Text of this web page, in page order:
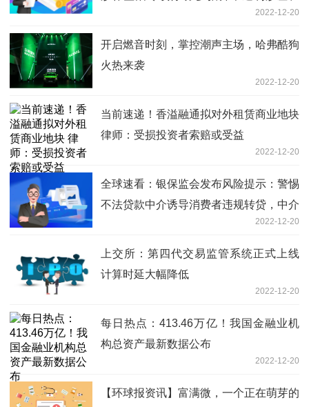
2022-12-20
开启燃音时刻，掌控潮声主场，哈弗酷狗
火热来袭
2022-12-20
当前速递！香溢融通拟对外租赁商业地块
律师：受损投资者索赔或受益
2022-12-20
全球速看：银保监会发布风险提示：警惕
不法贷款中介诱导消费者违规转贷，中介
垫付“过桥资金”息费隐藏诸多猫腻2022-12-20
上交所：第四代交易监管系统正式上线
计算时延大幅降低
2022-12-20
每日热点：413.46万亿！我国金融业机
构总资产最新数据公布
2022-12-20
【环球报资讯】富满微，一个正在萌芽的